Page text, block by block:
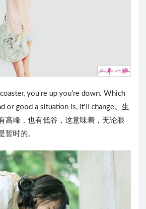
you're up you're down. Which
or good a situation is, it'll change。生
高峰，也有低谷，这意味着，无论眼
暂时的。